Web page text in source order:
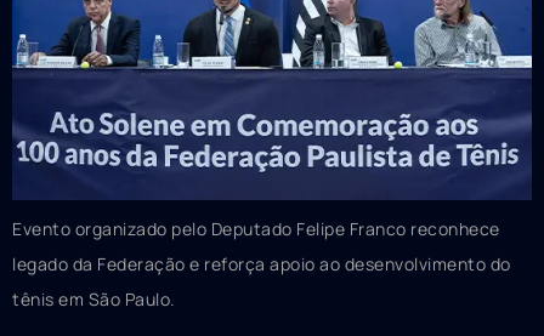
Evento organizado pelo Deputado Felipe Franco reconhece
legado da Federação e reforça apoio ao desenvolvimento do
tênis em São Paulo.